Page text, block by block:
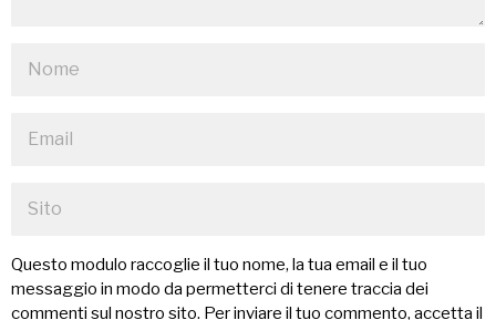
Questo modulo raccoglie il tuo nome, la tua email e il tuo
messaggio in modo da permetterci di tenere traccia dei
commenti sul nostro sito. Per inviare il tuo commento, accetta il